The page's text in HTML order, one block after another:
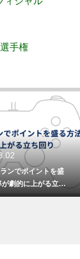
手権
ンでポイントを盛
劇的に上がる立ち